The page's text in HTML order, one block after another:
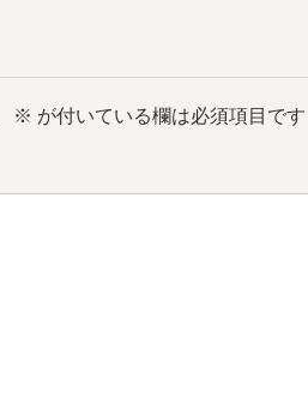
※ が付いている欄は必須項目です